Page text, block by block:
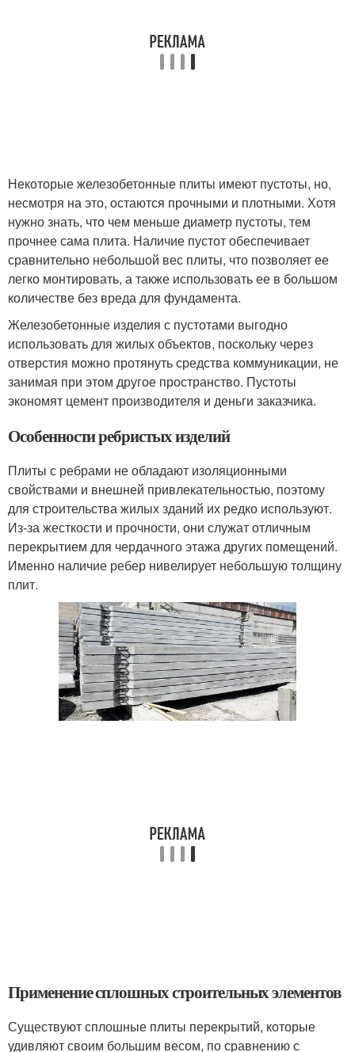
Некоторые железобетонные плиты имеют пустоты, но,
несмотря на это, остаются прочными и плотными. Хотя
нужно знать, что чем меньше диаметр пустоты, тем
прочнее сама плита. Наличие пустот обеспечивает
сравнительно небольшой вес плиты, что позволяет ее
легко монтировать, а также использовать ее в большом
количестве без вреда для фундамента.
Железобетонные изделия с пустотами выгодно
использовать для жилых объектов, поскольку через
отверстия можно протянуть средства коммуникации, не
занимая при этом другое пространство. Пустоты
экономят цемент производителя и деньги заказчика.
Особенности ребристых изделий
Плиты с ребрами не обладают изоляционными
свойствами и внешней привлекательностью, поэтому
для строительства жилых зданий их редко используют.
Из-за жесткости и прочности, они служат отличным
перекрытием для чердачного этажа других помещений.
Именно наличие ребер нивелирует небольшую толщину
плит.
Применение сплошных строительных элементов
Существуют сплошные плиты перекрытий, которые
удивляют своим большим весом, по сравнению с